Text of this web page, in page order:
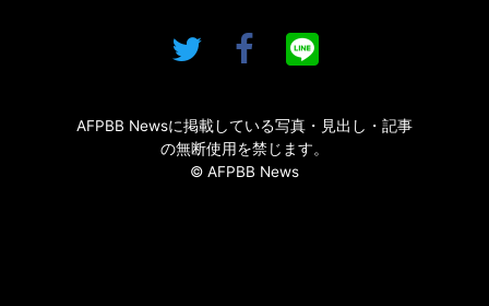
AFPBB Newsに掲載している写真・見出し・記事
の無断使用を禁じます。
© AFPBB News